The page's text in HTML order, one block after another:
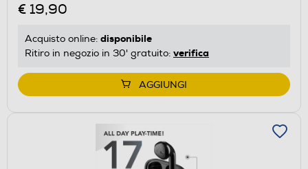
€ 19,90
Acquisto online: disponibile
Ritiro in negozio in 30' gratuito: verifica
AGGIUNGI